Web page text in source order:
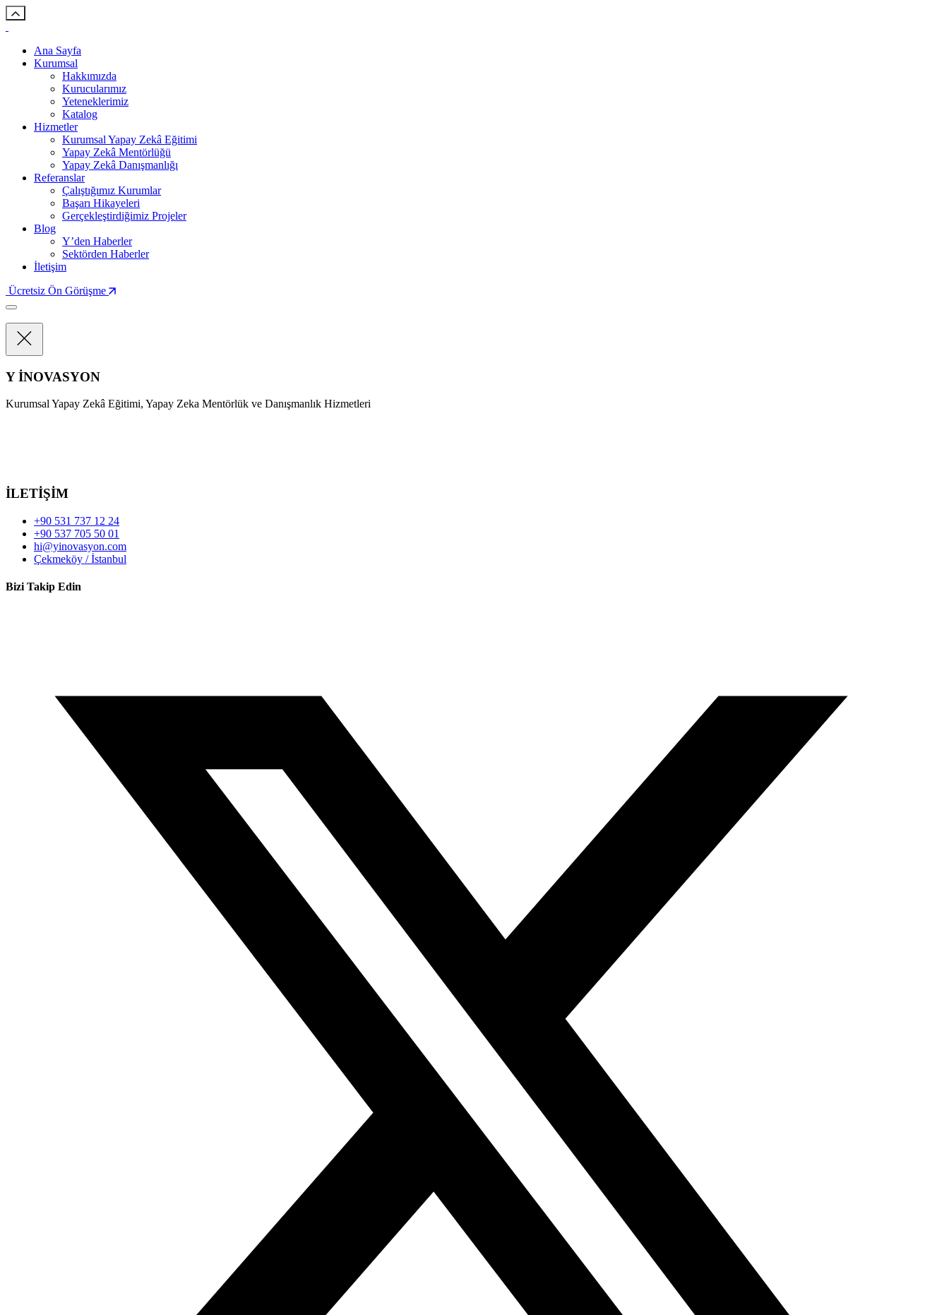
Ana Sayfa
Kurumsal
Hakkımızda
Kurucularımız
Yeteneklerimiz
Katalog
Hizmetler
Kurumsal Yapay Zekâ Eğitimi
Yapay Zekâ Mentörlüğü
Yapay Zekâ Danışmanlığı
Referanslar
Çalıştığımız Kurumlar
Başarı Hikayeleri
Gerçekleştirdiğimiz Projeler
Blog
Y’den Haberler
Sektörden Haberler
İletişim
Ücretsiz Ön Görüşme
Y İNOVASYON
Kurumsal Yapay Zekâ Eğitimi, Yapay Zeka Mentörlük ve Danışmanlık Hizmetleri
İLETİŞİM
+90 531 737 12 24
+90 537 705 50 01
hi@yinovasyon.com
Çekmeköy / İstanbul
Bizi Takip Edin